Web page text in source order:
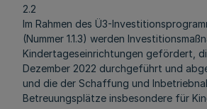
2.2
Im Rahmen des Ü3-
(Nummer 1.1.3) werden
Kindertageseinrichtungen gefördert,
Dezember 2022 durchgeführt und
und die der Schaffung und
Betreuungsplätze insbesondere für